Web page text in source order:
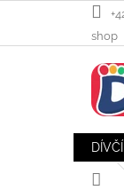
obsah
shop